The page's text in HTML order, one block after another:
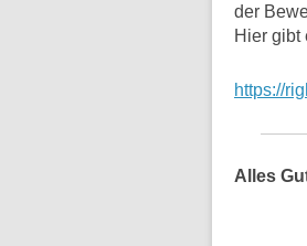
der
Hier gibt
https://
Alles